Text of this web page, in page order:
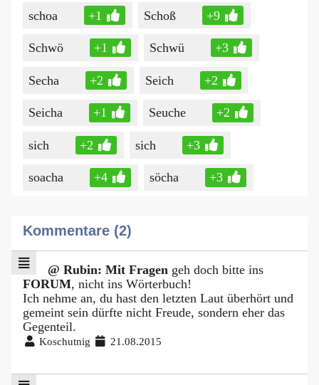
schoa +1 Schoß +9
Schwö +1 Schwü +3
Secha +2 Seich +2
Seicha +1 Seuche +2
sich +2 sich +3
soacha +4 söcha +3
Kommentare (2)
@ Rubin: Mit Fragen geh doch bitte ins
FORUM, nicht ins Wörterbuch!
Ich nehme an, du hast den letzten Laut überhört und
gemeint sein dürfte nicht Freude, sondern eher das
Gegenteil.
Koschutnig 21.08.2015